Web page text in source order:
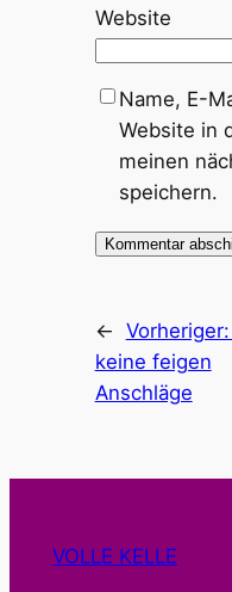
Website
Name, E-
Website in
meinen
speichern.
← Vorheriger:
keine feigen
Anschläge
VOLLE KELLE